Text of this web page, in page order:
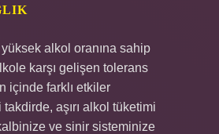
yüksek alkol oranına sahip
karşı gelişen tolerans
içinde farklı etkiler
aşırı alkol tüketimi
ve sinir sisteminize